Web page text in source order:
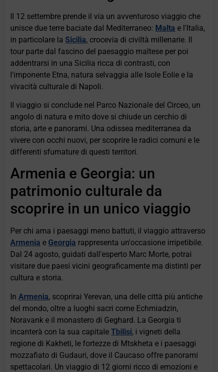
Il 12 settembre prende il via un avventuroso viaggio che
unisce due terre baciate dal Mediterraneo: Malta e l'Italia,
in particolare laSicilia, crocevia di civiltà millenarie. Il
tour parte dal fascino del paesaggio maltese per poi
addentrarsi in una Sicilia ricca di contrasti, con
l'imponente Etna, natura selvaggia alle Isole Eolie e la
vivacità culturale di Napoli.
Il viaggio si conclude nel Parco Nazionale del Circeo, un
angolo di natura e mito dove si chiude un cerchio di
storia, arte e panorami. Una odissea mediterranea da
vivere con occhi nuovi, per scoprire le radici comuni e le
differenti sfumature di questi territori.
Armenia e Georgia: un
patrimonio culturale da
scoprire in un unico viaggio
Per chi ama i paesaggi meno battuti, il viaggio attraverso
Armenia e Georgia rappresenta un'occasione irripetibile.
Dal 24 agosto, guidati dall'esperto Marc Morte, potrai
visitare due paesi vicini geograficamente ma distinti per
cultura e storia.
InArmenia, scoprirai Yerevan, una delle città più antiche
del mondo, oltre a luoghi sacri come Echmiadzin,
Noravank e il monastero di Geghard. La Georgia ti
incanterà con la sua capitaleTbilisi, i vigneti della
regione di Kakheti, le fortezze di Mtskheta e i paesaggi
mozzafiato di Gudauri, dove il Caucaso offre panorami
spettacolari. Un viaggio di 12 giorni ricco di emozioni e